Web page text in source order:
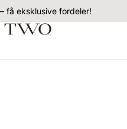
få eksklusive fordeler!